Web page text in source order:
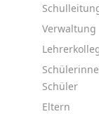
Verwaltung
Schüler
Eltern